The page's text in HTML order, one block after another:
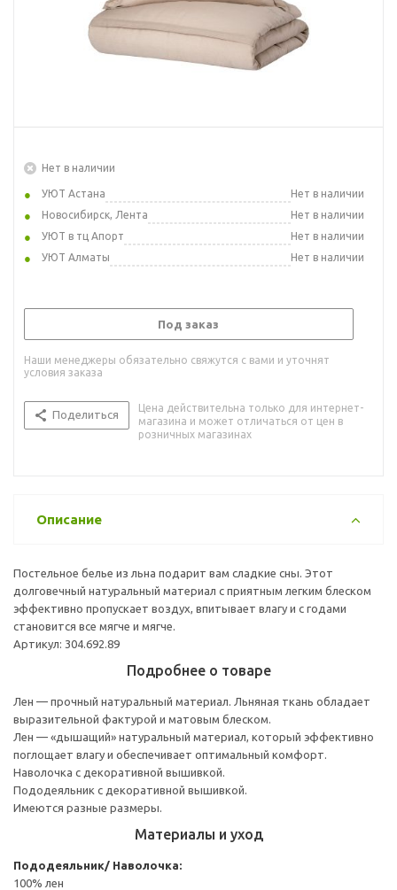
Нет в наличии
УЮТ Астана
Нет в наличии
Новосибирск, Лента
Нет в наличии
УЮТ в тц Апорт
Нет в наличии
УЮТ Алматы
Нет в наличии
Под заказ
Наши менеджеры обязательно свяжутся с вами и уточнят
условия заказа
Поделиться
Цена действительна только для интернет-
магазина и может отличаться от цен в
розничных магазинах
Описание
Постельное белье из льна подарит вам сладкие сны. Этот
долговечный натуральный материал с приятным легким блеском
эффективно пропускает воздух, впитывает влагу и с годами
становится все мягче и мягче.
Артикул: 304.692.89
Подробнее о товаре
Лен — прочный натуральный материал. Льняная ткань обладает
выразительной фактурой и матовым блеском.
Лен — «дышащий» натуральный материал, который эффективно
поглощает влагу и обеспечивает оптимальный комфорт.
Наволочка с декоративной вышивкой.
Пододеяльник с декоративной вышивкой.
Имеются разные размеры.
Материалы и уход
Пододеяльник/ Наволочка:
100% лен